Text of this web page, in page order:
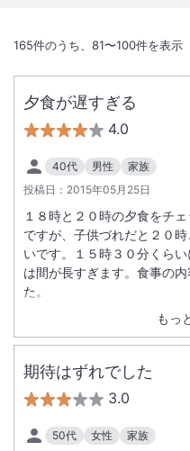
165件のうち、 81〜100件を表示
夕食が遅すぎる
4.0
40代 男性
家族
投稿日： 2015年05月25日
もっ
１８時と２０時の夕食をチ
ですが、子供づれだと２０
いです。１５時３０分くら
は間が長すぎます。食事の
た。
期待はずれでした
3.0
50代 女性
家族